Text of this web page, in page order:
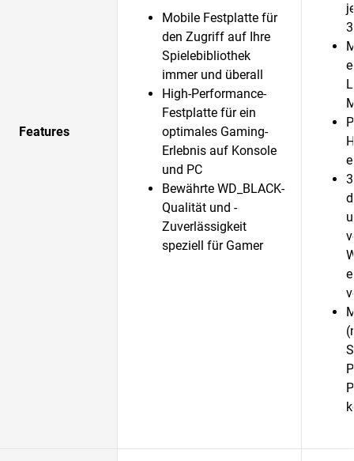
Features
Mobile Festplatte für
den Zugriff auf Ihre
Spielebibliothek
immer und überall
High-Performance-
Festplatte für ein
optimales Gaming-
Erlebnis auf Konsole
und PC
Bewährte WD_BLACK-
Qualität und -
Zuverlässigkeit
speziell für Gamer